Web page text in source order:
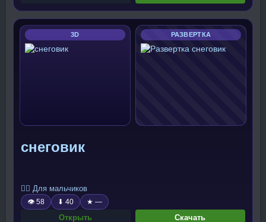
3D РАЗВЕРТКА
снеговик
🧍‍♂️ Для мальчиков
👁 58 ⬇ 40 ★ —
Открыть Скачать